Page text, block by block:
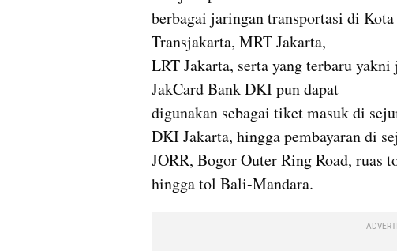
berbagai jaringan transportasi di
Transjakarta, MRT Jakarta,
LRT Jakarta, serta yang terbaru
JakCard Bank DKI pun dapat
digunakan sebagai tiket masuk di
DKI Jakarta, hingga pembayaran di
JORR, Bogor Outer Ring Road, ruas
hingga tol Bali-Mandara.